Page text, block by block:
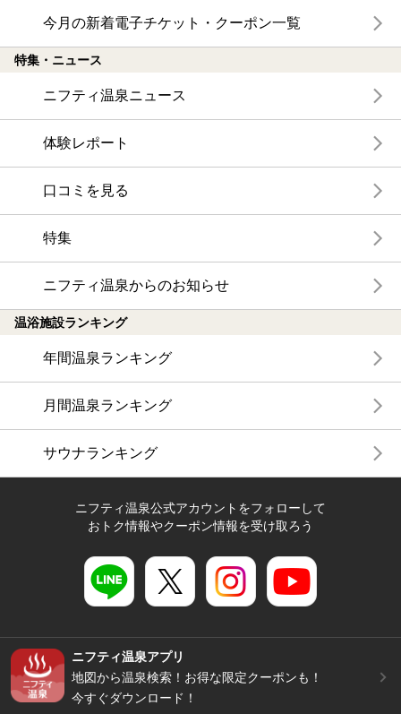
今月の新着電子チケット・クーポン一覧
特集・ニュース
ニフティ温泉ニュース
体験レポート
口コミを見る
特集
ニフティ温泉からのお知らせ
温浴施設ランキング
年間温泉ランキング
月間温泉ランキング
サウナランキング
ニフティ温泉公式アカウントをフォローして
おトク情報やクーポン情報を受け取ろう
ニフティ温泉アプリ
地図から温泉検索！お得な限定クーポンも！
今すぐダウンロード！